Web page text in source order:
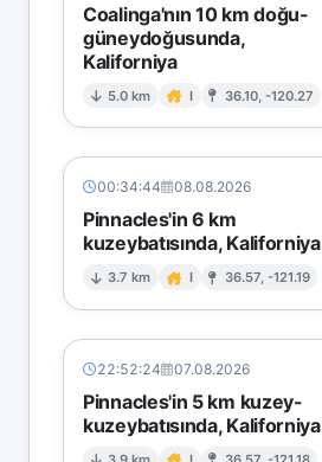
Coalinga'nın 10 km doğu-
güneydoğusunda,
Kaliforniya
5.0 km I 36.10, -120.27
00:34:44 08.08.2026
Pinnacles'in 6 km
kuzeybatısında, Kaliforniya
3.7 km I 36.57, -121.19
22:52:24 07.08.2026
Pinnacles'in 5 km kuzey-
kuzeybatısında, Kaliforniya